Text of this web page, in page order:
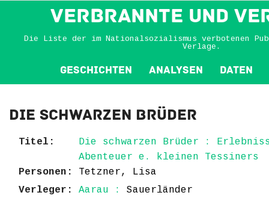
VERBRANNTE und
Die Liste der im Nationalsozialismus verbotenen
Verlage.
Geschichten Analysen Daten
Die schwarzen Brüder
Titel:
Die schwarzen Brüder :
Abenteuer e. kleinen Tessiners
Personen:
Tetzner, Lisa
Verleger:
Aarau : Sauerländer